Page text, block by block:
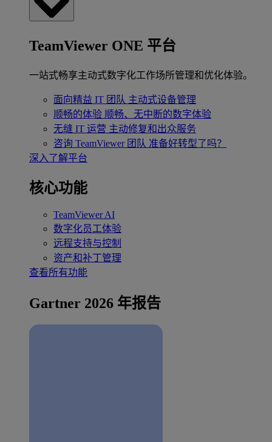
TeamViewer ONE 平台
一站式畅享主动式数字化工作场所管理和优化体验。
面向精益 IT 团队 主动式设备管理
顺畅的体验 顺畅、无中断的数字体验
无缝 IT 运营 主动修复和出众服务
咨询 TeamViewer 团队 准备好转型了吗？
深入了解平台
核心功能
TeamViewer AI
数字化员工体验
远程支持与控制
资产和补丁管理
查看所有功能
Gartner 2026 年报告